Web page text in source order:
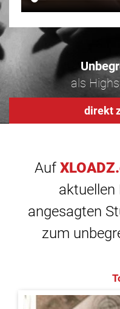
als
direkt
Auf
aktuellen
angesagten
zum